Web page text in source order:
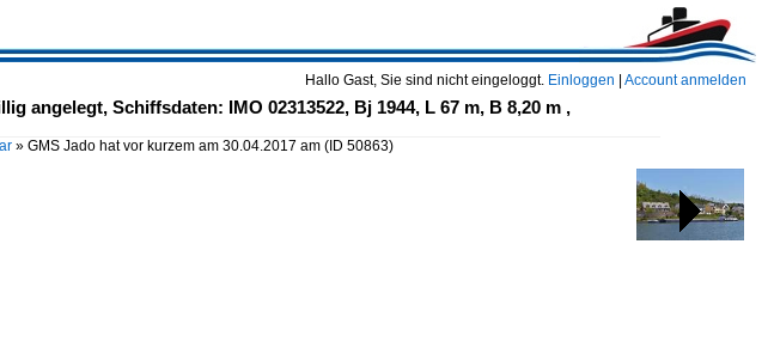
Hallo Gast, Sie sind nicht eingeloggt. Einloggen Account anmelden
angelegt, Schiffsdaten: IMO 02313522, Bj 1944, L 67 m, B 8,20 m ,
» GMS Jado hat vor kurzem am 30.04.2017 am (ID 50863)